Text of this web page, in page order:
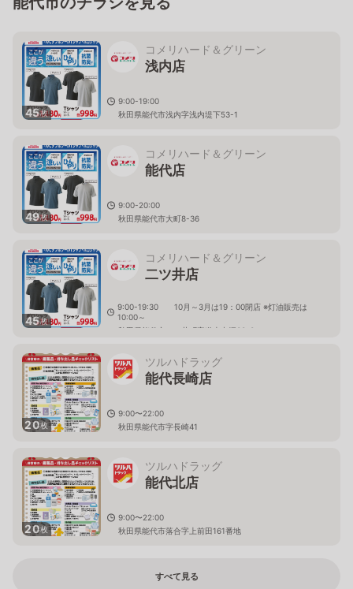
45枚
コメリハード＆グリーン
浅内店
9:00-19:00
秋田県能代市浅内字浅内堤下53-1
49枚
コメリハード＆グリーン
能代店
9:00-20:00
秋田県能代市大町8-36
45枚
コメリハード＆グリーン
二ツ井店
9:00-19:30 10月～3月は19：00閉店 ※灯油販売は
10:00～
秋田県能代市二ツ井町字道上中坪33-3
20枚
ツルハドラッグ
能代長崎店
9:00〜22:00
秋田県能代市字長崎41
20枚
ツルハドラッグ
能代北店
9:00〜22:00
秋田県能代市落合字上前田161番地
すべて見る